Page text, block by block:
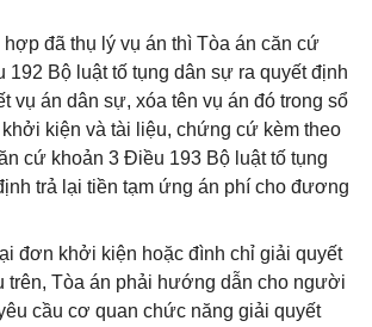
đã thụ lý vụ án thì Tòa án căn cứ
192 Bộ luật tố tụng dân sự ra quyết định
vụ án dân sự, xóa tên vụ án đó trong sổ
kiện và tài liệu, chứng cứ kèm theo
cứ khoản 3 Điều 193 Bộ luật tố tụng
trả lại tiền tạm ứng án phí cho đương
đơn khởi kiện hoặc đình chỉ giải quyết
trên, Tòa án phải hướng dẫn cho người
cầu cơ quan chức năng giải quyết